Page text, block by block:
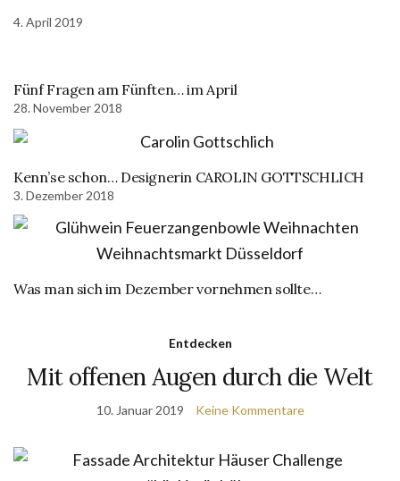
4. April 2019
Fünf Fragen am Fünften… im April
28. November 2018
Kenn’se schon… Designerin CAROLIN GOTTSCHLICH
3. Dezember 2018
Was man sich im Dezember vornehmen sollte…
Entdecken
Mit offenen Augen durch die Welt
10. Januar 2019 Keine Kommentare